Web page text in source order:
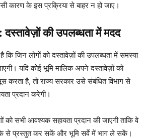
कारण के इस प्रक्रिया से बाहर न हो जाए।
की उपलब्धता में मदद
कि जिन लोगों को दस्तावेज़ों की उपलब्धता में समस्या
यदि कोई भूमि मालिक अपने दस्तावेज़ों को
करता है, तो राज्य सरकार उसे संबंधित विभाग से
प्रदान करेगी।
को सभी आवश्यक सहायता प्रदान की जाएगी ताकि वे
से प्रस्तुत कर सकें और भूमि सर्वे में भाग ले सकें।